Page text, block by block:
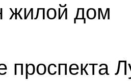
жилой дом
проспекта